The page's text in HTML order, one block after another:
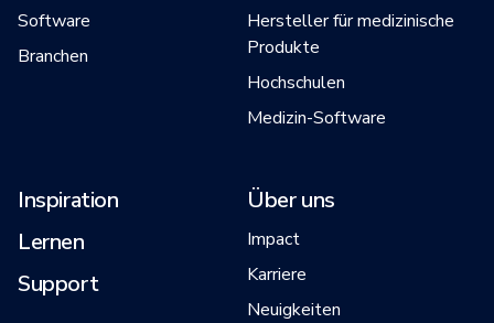
Software
Branchen
Hersteller für medizinische
Produkte
Hochschulen
Medizin-Software
Inspiration
Lernen
Support
Über uns
Impact
Karriere
Neuigkeiten